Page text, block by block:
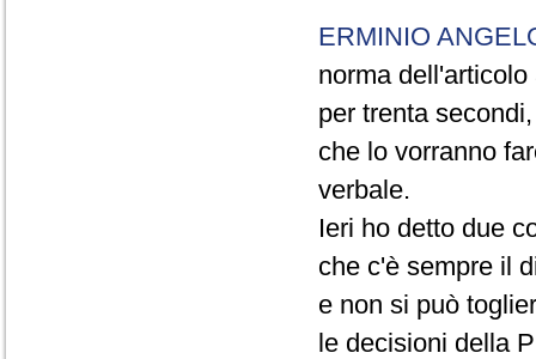
ERMINIO
norma
per trenta
che lo vorranno
verbale.
Ieri ho detto due
che c'è sempre il
e non si può
le decisioni della